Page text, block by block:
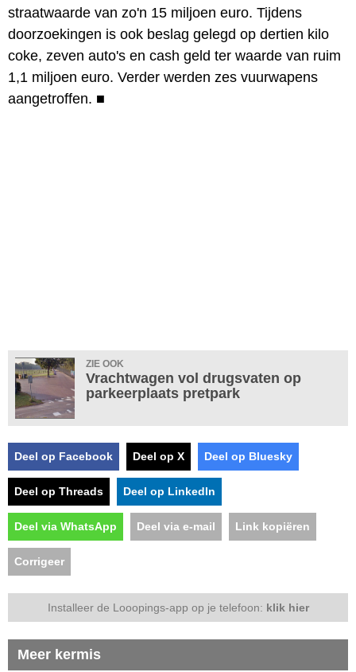
straatwaarde van zo'n 15 miljoen euro. Tijdens
doorzoekingen is ook beslag gelegd op dertien kilo
coke, zeven auto's en cash geld ter waarde van ruim
1,1 miljoen euro. Verder werden zes vuurwapens
aangetroffen. ■
ZIE OOK
Vrachtwagen vol drugsvaten op
parkeerplaats pretpark
Deel op Facebook Deel op X Deel op Bluesky
Deel op Threads Deel op LinkedIn
Deel via WhatsApp Deel via e-mail Link kopiëren
Corrigeer
Installeer de Looopings-app op je telefoon: klik hier
Meer kermis